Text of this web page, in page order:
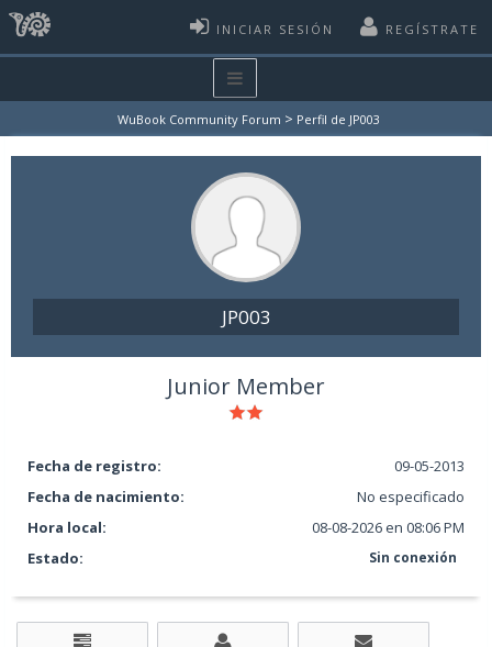
INICIAR SESIÓN REGÍSTRATE
WuBook Community Forum > Perfil de JP003
JP003
Junior Member
Fecha de registro:
09-05-2013
Fecha de nacimiento:
No especificado
Hora local:
08-08-2026 en 08:06 PM
Estado:
Sin conexión